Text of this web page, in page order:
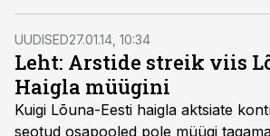
lähenemine. Patsiendi huvid tuleb
UUDISED27.01.14, 10:34
Leht: Arstide streik viis
Haigla müügini
Kuigi Lõuna-Eesti haigla aktsiate
seotud osapooled pole müügi